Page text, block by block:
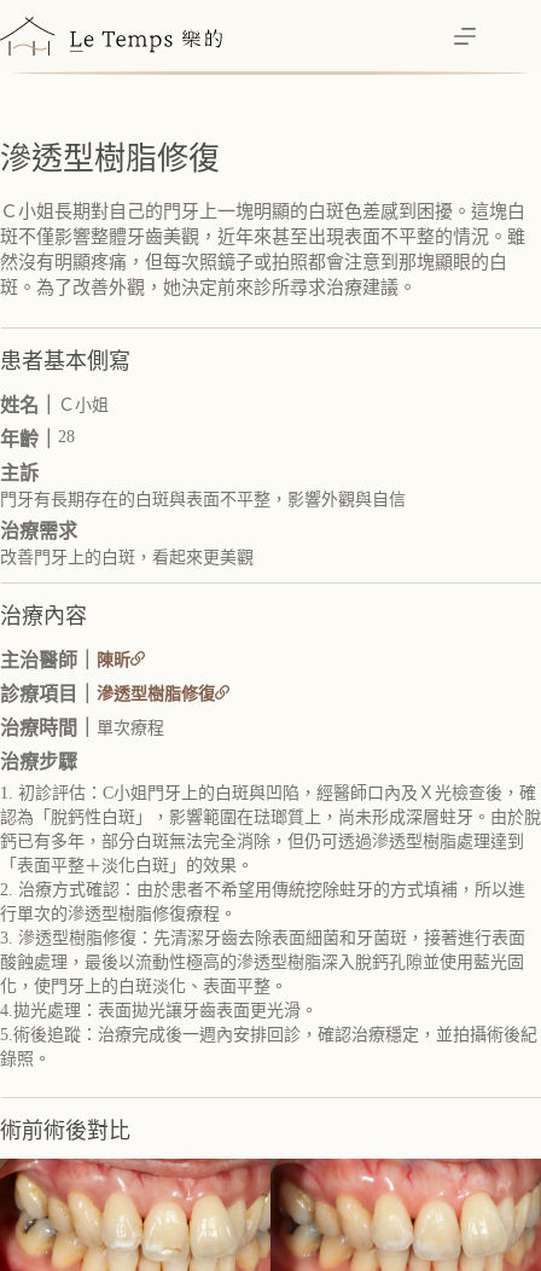
至
主
容
滲透型樹脂修復
Ｃ小姐長期對自己的門牙上一塊明顯的白斑色差感到困擾。這塊白
斑不僅影響整體牙齒美觀，近年來甚至出現表面不平整的情況。雖
然沒有明顯疼痛，但每次照鏡子或拍照都會注意到那塊顯眼的白
斑。為了改善外觀，她決定前來診所尋求治療建議。
患者基本側寫
姓名｜ Ｃ小姐
年齡｜ 28
主訴
門牙有長期存在的白斑與表面不平整，影響外觀與自信
治療需求
改善門牙上的白斑，看起來更美觀
治療內容
主治醫師｜ 陳昕
診療項目｜ 滲透型樹脂修復
治療時間｜ 單次療程
治療步驟
1. 初診評估：C小姐門牙上的白斑與凹陷，經醫師口內及Ｘ光檢查後，確
認為「脫鈣性白斑」，影響範圍在琺瑯質上，尚未形成深層蛀牙。由於脫
鈣已有多年，部分白斑無法完全消除，但仍可透過滲透型樹脂處理達到
「表面平整＋淡化白斑」的效果。
2. 治療方式確認：由於患者不希望用傳統挖除蛀牙的方式填補，所以進
行單次的滲透型樹脂修復療程。
3. 滲透型樹脂修復：先清潔牙齒去除表面細菌和牙菌斑，接著進行表面
酸蝕處理，最後以流動性極高的滲透型樹脂深入脫鈣孔隙並使用藍光固
化，使門牙上的白斑淡化、表面平整。
4.拋光處理：表面拋光讓牙齒表面更光滑。
5.術後追蹤：治療完成後一週內安排回診，確認治療穩定，並拍攝術後紀
錄照。
術前術後對比